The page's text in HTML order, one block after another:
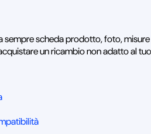
scheda prodotto, foto,
un ricambio non adatto al